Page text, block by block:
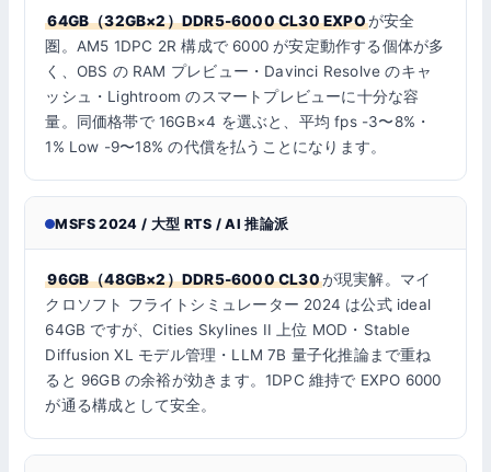
64GB（32GB×2）DDR5-6000 CL30 EXPOが安全
圏。AM5 1DPC 2R 構成で 6000 が安定動作する個体が多
く、OBS の RAM プレビュー・Davinci Resolve のキャ
ッシュ・Lightroom のスマートプレビューに十分な容
量。同価格帯で 16GB×4 を選ぶと、平均 fps -3〜8%・
1% Low -9〜18% の代償を払うことになります。
MSFS 2024 / 大型 RTS / AI 推論派
96GB（48GB×2）DDR5-6000 CL30が現実解。マイ
クロソフト フライトシミュレーター 2024 は公式 ideal
64GB ですが、Cities Skylines II 上位 MOD・Stable
Diffusion XL モデル管理・LLM 7B 量子化推論まで重ね
ると 96GB の余裕が効きます。1DPC 維持で EXPO 6000
が通る構成として安全。